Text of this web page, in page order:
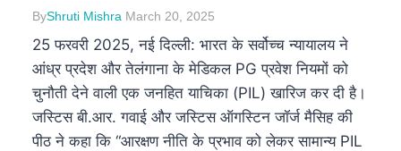
ByShruti Mishra March 20, 2025
25 फरवरी 2025, नई दिल्ली: भारत के सर्वोच्च न्यायालय ने
आंध्र प्रदेश और तेलंगाना के मेडिकल PG प्रवेश नियमों को
चुनौती देने वाली एक जनहित याचिका (PIL) खारिज कर दी है।
जस्टिस बी.आर. गवाई और जस्टिस ऑगस्टिन जॉर्ज मैसिह की
पीठ ने कहा कि “आरक्षण नीति के प्रभाव को लेकर सामान्य PIL